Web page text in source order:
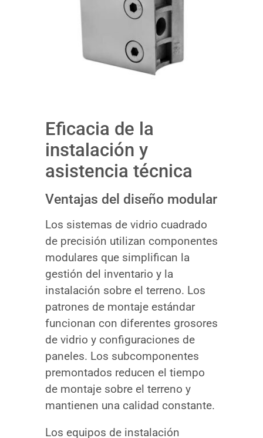
Eficacia de la
instalación y
asistencia técnica
Ventajas del diseño modular
Los sistemas de vidrio cuadrado
de precisión utilizan componentes
modulares que simplifican la
gestión del inventario y la
instalación sobre el terreno. Los
patrones de montaje estándar
funcionan con diferentes grosores
de vidrio y configuraciones de
paneles. Los subcomponentes
premontados reducen el tiempo
de montaje sobre el terreno y
mantienen una calidad constante.
Los equipos de instalación